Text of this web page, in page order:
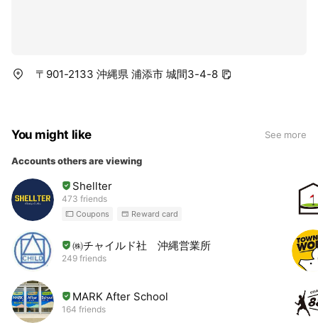
〒901-2133 沖縄県 浦添市 城間3-4-8
You might like See more
Accounts others are viewing
Shellter
473 friends
Coupons Reward card
㈱チャイルド社 沖縄営業所
249 friends
MARK After School
164 friends